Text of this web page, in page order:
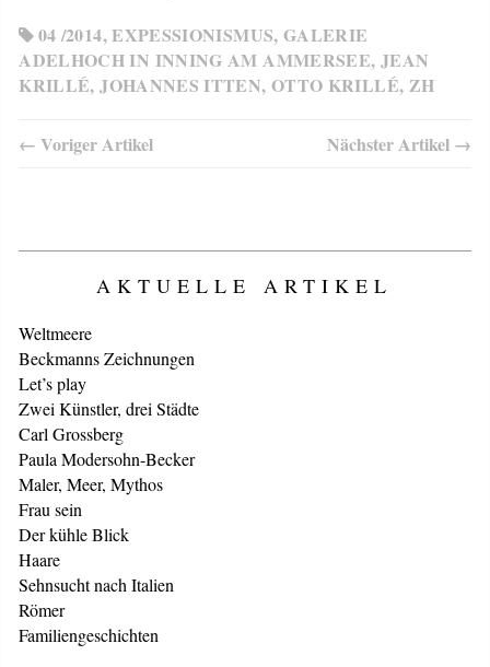
04 /2014,EXPESSIONISMUS,GALERIE
ADELHOCH IN INNING AM AMMERSEE, JEAN
KRILLÉ,JOHANNES ITTEN, OTTO KRILLÉ, ZH
← Voriger Artikel Nächster Artikel →
AKTUELLE ARTIKEL
Weltmeere
Beckmanns Zeichnungen
Let’s play
Zwei Künstler, drei Städte
Carl Grossberg
Paula Modersohn-Becker
Maler, Meer, Mythos
Frau sein
Der kühle Blick
Haare
Sehnsucht nach Italien
Römer
Familiengeschichten